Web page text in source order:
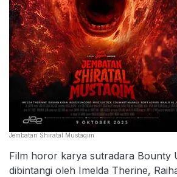
Jembatan Shiratal Mustaqim
Film horor karya sutradara Bounty
dibintangi oleh Imelda Therine,